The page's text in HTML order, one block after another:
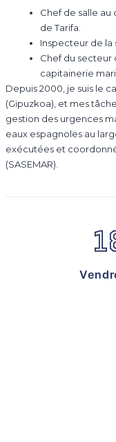
Chef de salle
de Tarifa.
Inspecteur de
Chef du secteur
capitainerie
Depuis 2000, je suis le
(Gipuzkoa), et mes
gestion des urgences
eaux espagnoles au
exécutées et
(SASEMAR).